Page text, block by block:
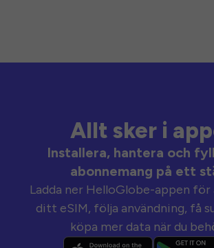
Allt sker i
Installera, hantera och
abonnemang på ett
Ladda ner HelloGlobe-appen
ditt eSIM, följa användning, få
köpa mer data när du